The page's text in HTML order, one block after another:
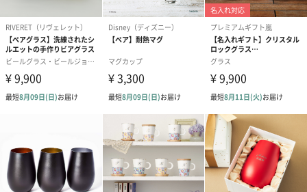
（1,122円）
ブライダルロリポップ
タキシード（コーラ味)
（1,122円）
夫婦箸と箸置
（2,420円）